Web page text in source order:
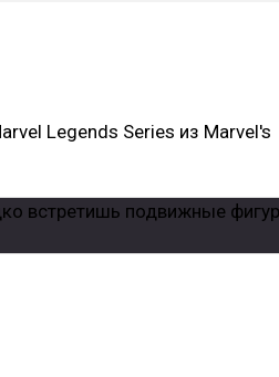
Legends Series из Marvel's